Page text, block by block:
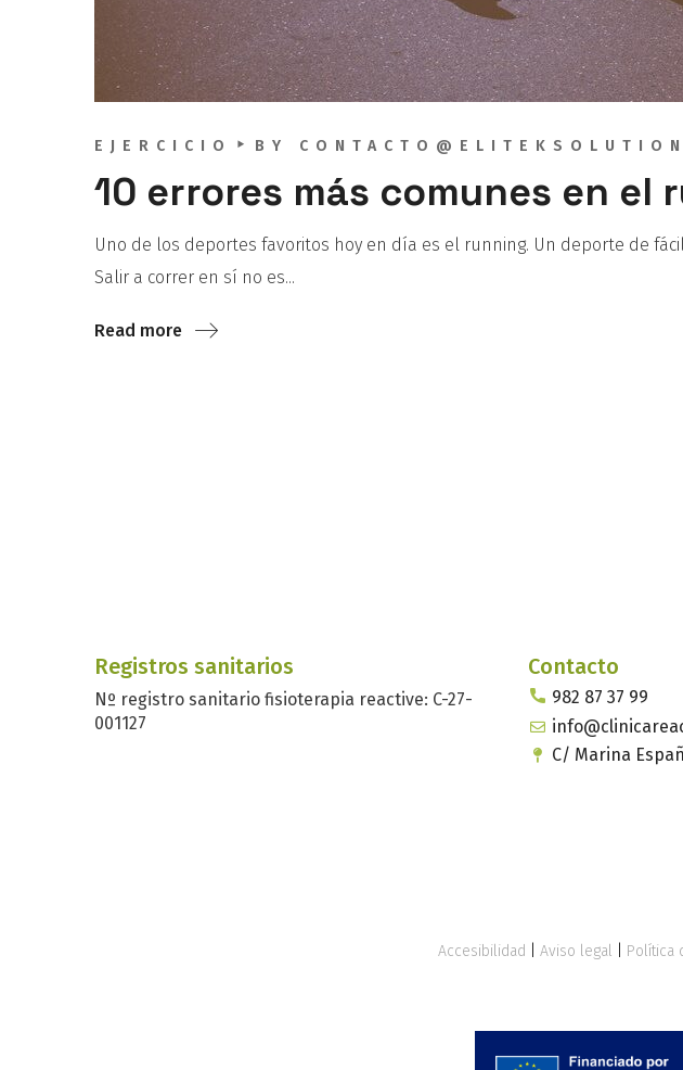
EJERCICIO BY
10 errores más comunes en el
Uno de los deportes favoritos hoy en día es el running. Un deporte de
Salir a correr en sí no es...
Read more
Registros sanitarios
Nº registro sanitario fisioterapia reactive: C-27-
001127
Contacto
982 87 37 99
C/ Marina
Accesibilidad Aviso legal Política